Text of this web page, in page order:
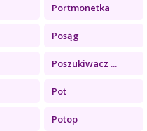
Portmonetka
Posąg
Poszukiwacz ...
Pot
Potop